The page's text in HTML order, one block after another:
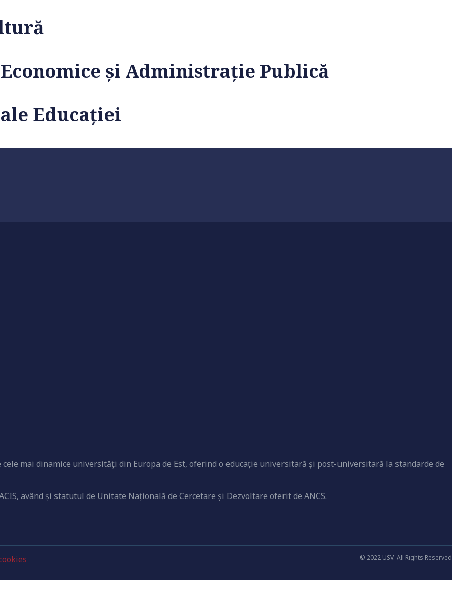
și Administrație Publică
Educaţiei
mai dinamice universităţi din Europa de Est, oferind o educaţie universitară şi post-universitară la standarde de
având şi statutul de Unitate Naţională de Cercetare şi Dezvoltare oferit de ANCS.
© 2022 USV. All Rights Reserved